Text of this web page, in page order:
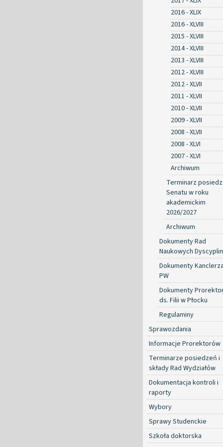
2016 - XLIX
2016 - XLVIII
2015 - XLVIII
2014 - XLVIII
2013 - XLVIII
2012 - XLVIII
2012 - XLVII
2011 - XLVII
2010 - XLVII
2009 - XLVII
2008 - XLVII
2008 - XLVI
2007 - XLVI
Archiwum
Terminarz
Senatu w roku
akademickim
2026/2027
Archiwum
Dokumenty Rad
Naukowych Dyscyplin
Dokumenty
PW
Dokumenty
ds. Filii w Płocku
Regulaminy
Sprawozdania
Informacje Prorektorów
Terminarze posiedzeń i
składy Rad Wydziałów
Dokumentacja kontroli i
raporty
Wybory
Sprawy Studenckie
Szkoła doktorska